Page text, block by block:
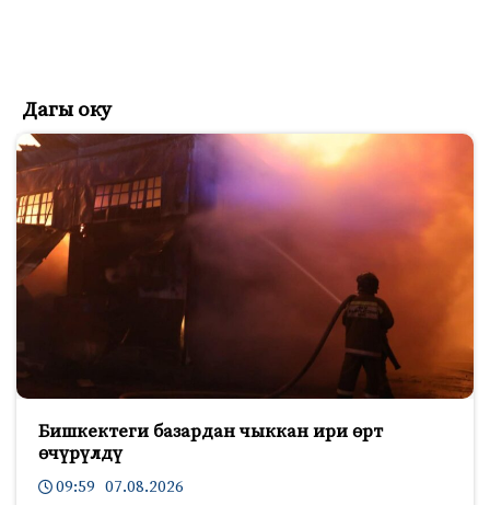
Дагы оку
Бишкектеги базардан чыккан ири өрт
өчүрүлдү
09:59 07.08.2026